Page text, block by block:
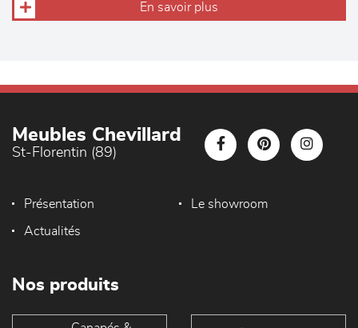
En savoir plus
Meubles Chevillard
St-Florentin (89)
Présentation Le showroom
Actualités
Nos produits